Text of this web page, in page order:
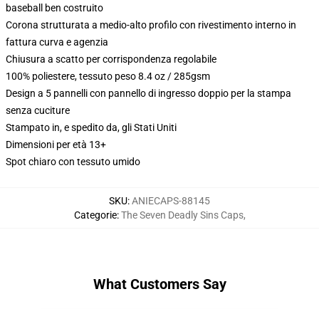
baseball ben costruito
Corona strutturata a medio-alto profilo con rivestimento interno in
fattura curva e agenzia
Chiusura a scatto per corrispondenza regolabile
100% poliestere, tessuto peso 8.4 oz / 285gsm
Design a 5 pannelli con pannello di ingresso doppio per la stampa
senza cuciture
Stampato in, e spedito da, gli Stati Uniti
Dimensioni per età 13+
Spot chiaro con tessuto umido
SKU:ANIECAPS-88145
Categorie:The Seven Deadly Sins Caps,
What Customers Say